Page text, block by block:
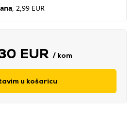
, 2,99 EUR
EUR / kom
u košaricu